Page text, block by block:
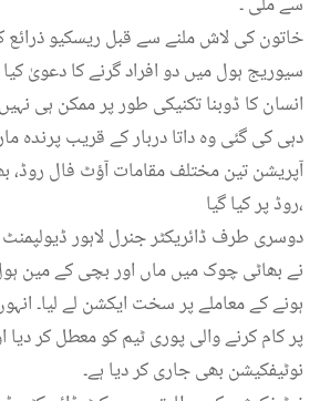
خاتون کی لاش ملنے سے قبل ریسکیو ذرائع
سیوریج ہول میں دو افراد گرنے کا دعویٰ
انسان کا ڈوبنا تکنیکی طور پر ممکن ہی
دہی کی گئی وہ داتا دربار کے قریب پرندہ
آپریشن تین مختلف مقامات آؤٹ فال روڈ،
روڈ پر کیا گیا،
دوسری طرف ڈائریکٹر جنرل لاہور
نے بھاٹی چوک میں ماں اور بچی کے مین
ہونے کے معاملے پر سخت ایکشن لے لیا۔
پر کام کرنے والی پوری ٹیم کو معطل کر
نوٹیفکیشن بھی جاری کر دیا ہے۔